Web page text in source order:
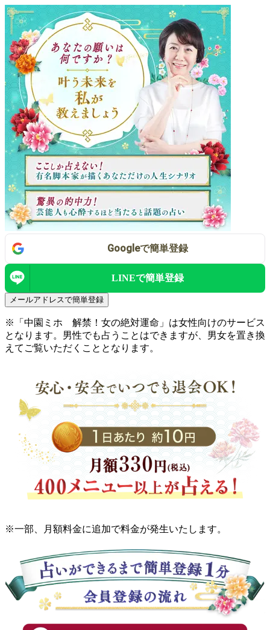
Googleで簡単登録
LINEで簡単登録
メールアドレスで簡単登録
※「中園ミホ 解禁！女の絶対運命」は女性向けのサービス
となります。男性でも占うことはできますが、男女を置き換
えてご覧いただくこととなります。
※一部、月額料金に追加で料金が発生いたします。